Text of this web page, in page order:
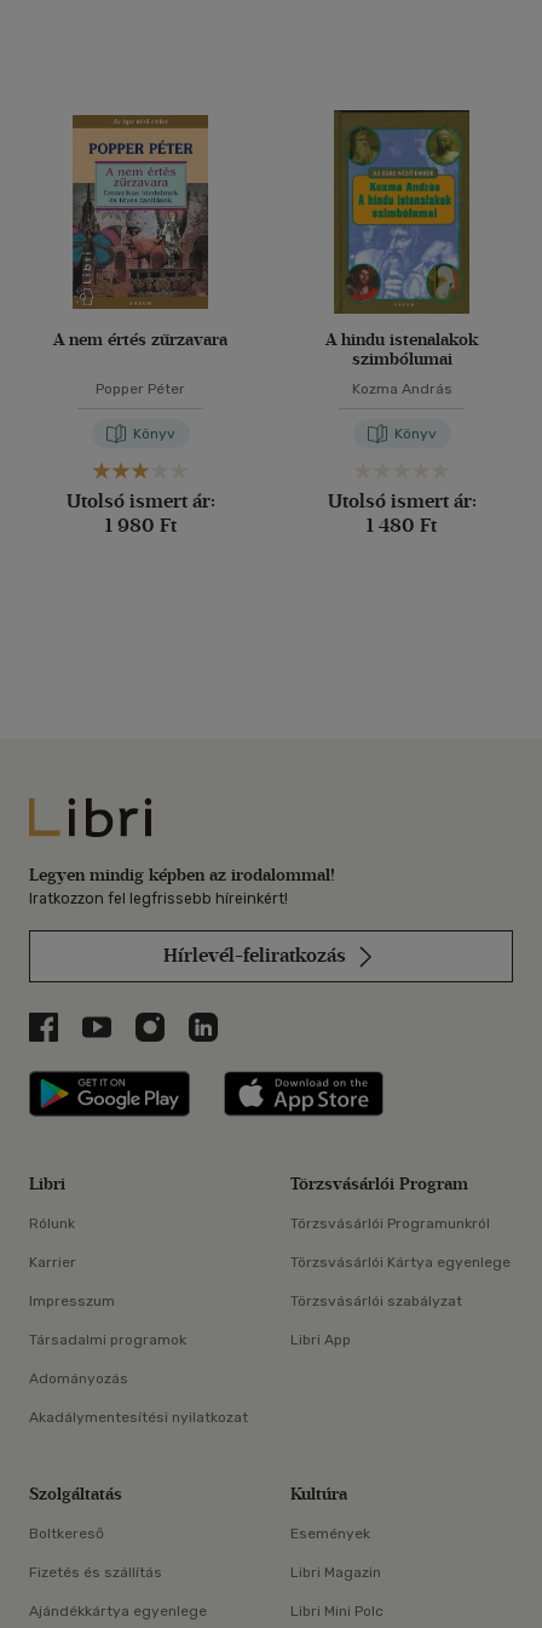
A nem értés zűrzavara
Popper Péter
Könyv
Utolsó ismert ár:
1 980 Ft
A hindu istenalakok
szimbólumai
Kozma András
Könyv
Utolsó ismert ár:
1 480 Ft
Libri
Legyen mindig képben az irodalommal!
Iratkozzon fel legfrissebb híreinkért!
Hírlevél-feliratkozás
Libri a Facebookon
Libri a Youtube-on
Libri az Instagramon
Libri a LinkedInen
Libri applikáció Szerezd meg: Google
Libri
Rólunk
Karrier
Impresszum
Társadalmi programok
Adományozás
Akadálymentesítési nyilatkozat
Törzsvásárlói Program
Törzsvásárlói Programunkról
Törzsvásárlói Kártya egyenlege
Törzsvásárlói szabályzat
Libri App
Szolgáltatás
Boltkereső
Fizetés és szállítás
Ajándékkártya egyenlege
Kultúra
Események
Libri Magazin
Libri Mini Polc